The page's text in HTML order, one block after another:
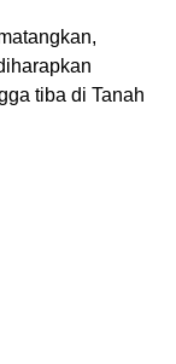
tiba di Tanah